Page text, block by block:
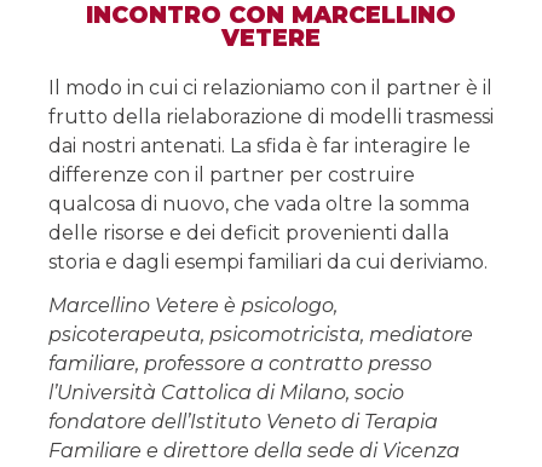
INCONTRO CON MARCELLINO
VETERE
Il modo in cui ci relazioniamo con il partner è il
frutto della rielaborazione di modelli trasmessi
dai nostri antenati. La sfida è far interagire le
differenze con il partner per costruire
qualcosa di nuovo, che vada oltre la somma
delle risorse e dei deficit provenienti dalla
storia e dagli esempi familiari da cui deriviamo.
Marcellino Vetere è psicologo,
psicoterapeuta, psicomotricista, mediatore
familiare, professore a contratto presso
l’Università Cattolica di Milano, socio
fondatore dell’Istituto Veneto di Terapia
Familiare e direttore della sede di Vicenza